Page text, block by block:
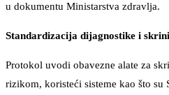
u dokumentu Ministarstva zdravlja.
Standardizacija dijagnostike i
Protokol uvodi obavezne alate za
rizikom, koristeći sisteme kao što su